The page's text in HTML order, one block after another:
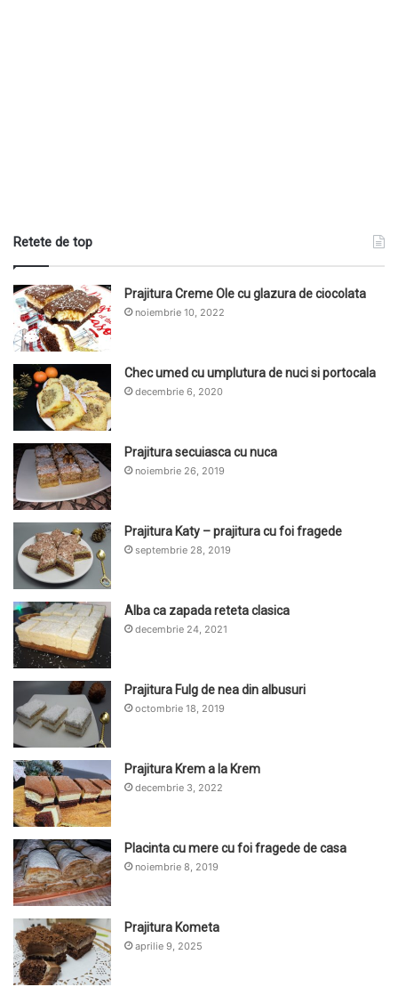
Retete de top
Prajitura Creme Ole cu glazura de ciocolata
noiembrie 10, 2022
Chec umed cu umplutura de nuci si portocala
decembrie 6, 2020
Prajitura secuiasca cu nuca
noiembrie 26, 2019
Prajitura Katy – prajitura cu foi fragede
septembrie 28, 2019
Alba ca zapada reteta clasica
decembrie 24, 2021
Prajitura Fulg de nea din albusuri
octombrie 18, 2019
Prajitura Krem a la Krem
decembrie 3, 2022
Placinta cu mere cu foi fragede de casa
noiembrie 8, 2019
Prajitura Kometa
aprilie 9, 2025